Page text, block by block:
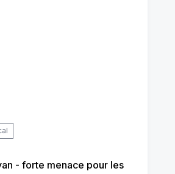
- forte menace pour les